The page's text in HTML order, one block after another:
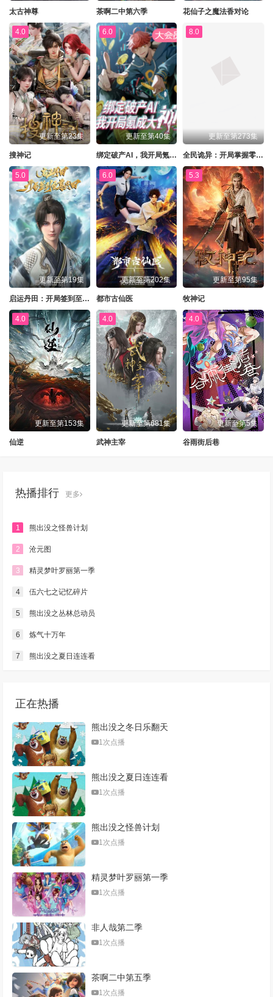
太古神尊 茶啊二中第六季 花仙子之魔法香对论
4.0
更新至第23集
搜神记
6.0
更新至第40集
绑定破产AI，我开局氪成大神动态漫
8.0
更新至第273集
全民诡异：开局掌握零元购动态漫
5.0
更新至第19集
启运丹田：开局签到至尊丹田
6.0
更新至第202集
都市古仙医
5.3
更新至第95集
牧神记
4.0
更新至第153集
仙逆
4.0
更新至第681集
武神主宰
4.0
更新至第5集
谷雨街后巷
热播排行 更多
1 熊出没之怪兽计划
2 沧元图
3 精灵梦叶罗丽第一季
4 伍六七之记忆碎片
5 熊出没之丛林总动员
6 炼气十万年
7 熊出没之夏日连连看
正在热播
熊出没之冬日乐翻天
1次点播
熊出没之夏日连连看
1次点播
熊出没之怪兽计划
1次点播
精灵梦叶罗丽第一季
1次点播
非人哉第二季
1次点播
茶啊二中第五季
1次点播